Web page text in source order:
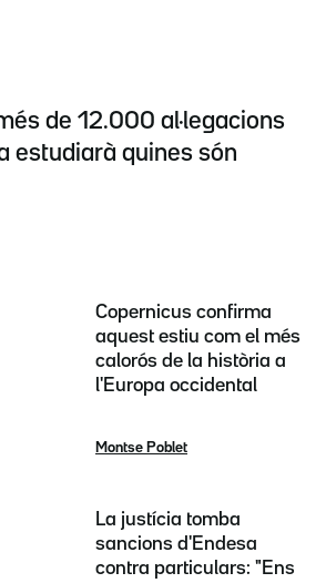
de 12.000 al·legacions
estudiarà quines són
Copernicus confirma
aquest estiu com el més
calorós de la història a
l'Europa occidental
Montse Poblet
La justícia tomba
sancions d'Endesa
contra particulars: "Ens